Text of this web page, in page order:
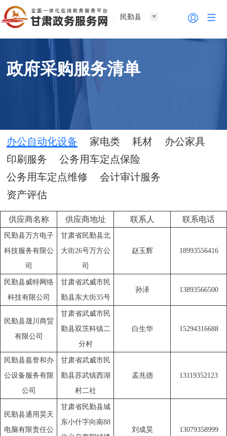
民勤县
政府采购服务清单
办公自动化设备 家电类 耗材
办公家具
印刷服务
公务用车定点保险
公务用车定点维修
会计审计服务
资产评估
供应商名称 供应商地址 联系人 联系电话
民勤县万方电子
科技服务有限公
司
甘肃省民勤县北
大街26号万方公
司
赵玉辉 18993556416
民勤县威特网络
科技有限公司
甘肃省武威市民
勤县东大街35号
孙泽 13893566500
民勤县晟川商贸
有限公司
甘肃省武威市民
勤县双茨科镇二
分村
白生华 15294316688
民勤县嘉誉和办
公设备服务有限
公司
甘肃省武威市民
勤县苏武镇西湖
村二社
孟兆德 13119352123
民勤县通用昊天
电脑有限责任公
甘肃省民勤县城
东小什字向南88
刘成昊 13079358999